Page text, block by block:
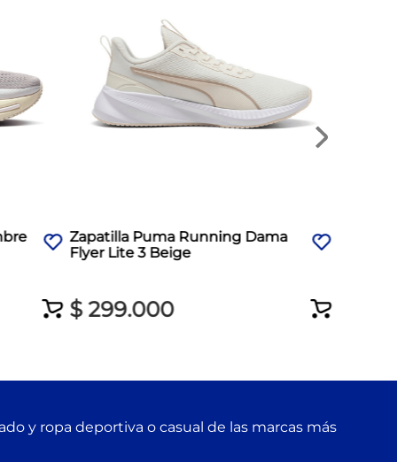
Zapatilla Puma Running Dama
Flyer Lite 3 Beige
$ 299.000
y ropa deportiva o casual de las marcas más